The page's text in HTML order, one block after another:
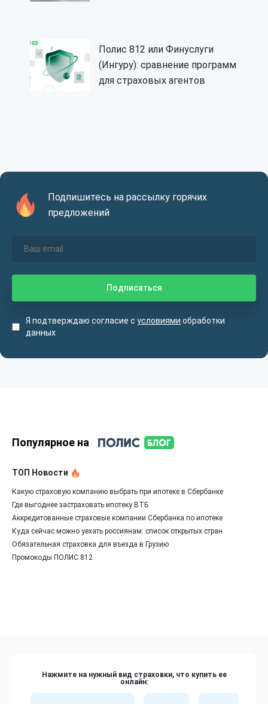
Полис 812 или Финуслуги
(Ингуру): сравнение программ
для страховых агентов
Подпишитесь на рассылку горячих
предложений
Я подтверждаю согласие с условиями обработки
данных
Популярное на
ТОП Новости
Какую страховую компанию выбрать при ипотеке в Сбербанке
Где выгоднее застраховать ипотеку ВТБ
Аккредитованные страховые компании Сбербанка по ипотеке
Куда сейчас можно уехать россиянам: список открытых стран
Обязательная страховка для въезда в Грузию
Промокоды ПОЛИС 812
Нажмите на нужный вид страховки, что купить ее
онлайн: